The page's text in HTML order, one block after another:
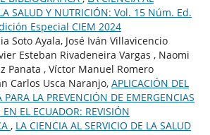
SALUD Y NUTRICIÓN: Vol. 15 Núm. Ed.
Especial CIEM 2024
Soto Ayala, José Iván Villavicencio
Esteban Rivadeneira Vargas , Naomi
Panata , Víctor Manuel Romero
Carlos Usca Naranjo, APLICACIÓN DEL
LA PREVENCIÓN DE EMERGENCIAS
EN EL ECUADOR: REVISIÓN
, LA CIENCIA AL SERVICIO DE LA SALUD